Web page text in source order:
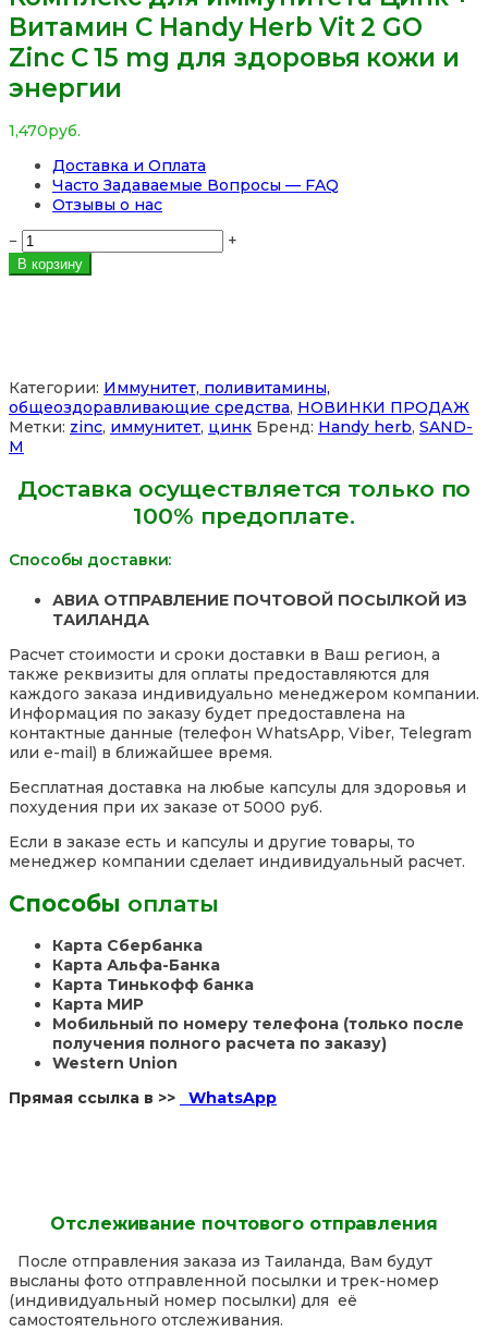
Витамин С Handy Herb Vit 2 GO
Zinc C 15 mg для здоровья кожи и
энергии
1,470руб.
Доставка и Оплата
Часто Задаваемые Вопросы — FAQ
Отзывы о нас
− Количество
товара
Комплекс
С
Handy
Herb
Vit
GO
15
mg для
здоровья
кожи
энергии
+
В корзину
Категории: Иммунитет, поливитамины,
общеоздоравливающие средства, НОВИНКИ ПРОДАЖ
Метки: zinc, иммунитет, цинк Бренд: Handy herb, SAND-
M
Доставка осуществляется только по
100% предоплате.
Способы доставки:
АВИА ОТПРАВЛЕНИЕ ПОЧТОВОЙ ПОСЫЛКОЙ ИЗ
ТАИЛАНДА
Расчет стоимости и сроки доставки в Ваш регион, а
также реквизиты для оплаты предоставляются для
каждого заказа индивидуально менеджером компании.
Информация по заказу будет предоставлена на
контактные данные (телефон WhatsApp, Viber, Telegram
или e-mail) в ближайшее время.
Бесплатная доставка на любые капсулы для здоровья и
похудения при их заказе от 5000 руб.
Если в заказе есть и капсулы и другие товары, то
менеджер компании сделает индивидуальный расчет.
Способы оплаты
Карта Сбербанка
Карта Альфа-Банка
Карта Тинькофф банка
Карта МИР
Мобильный по номеру телефона (только после
получения полного расчета по заказу)
Western Union
Прямая ссылка в >>
WhatsApp
Отслеживание почтового отправления
После отправления заказа из Таиланда, Вам будут
высланы фото отправленной посылки и трек-номер
(индивидуальный номер посылки) для её
самостоятельного отслеживания.